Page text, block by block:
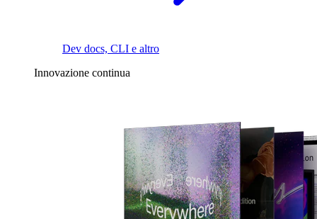
Dev docs, CLI e altro
Innovazione continua